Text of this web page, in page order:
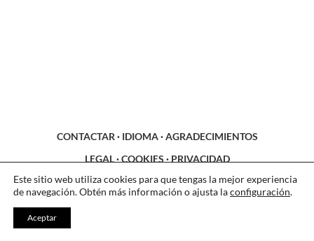
CONTACTAR · IDIOMA·AGRADECIMIENTOS
LEGAL·COOKIES · PRIVACIDAD
Este sitio web utiliza cookies para que tengas la mejor experiencia
de navegación. Obtén más información o ajusta laconfiguración.
Aceptar